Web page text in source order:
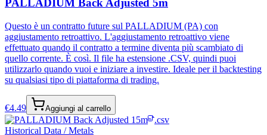
PALLADIUM Back Adjusted 5m
Questo è un contratto future sul PALLADIUM (PA) con
aggiustamento retroattivo. L'aggiustamento retroattivo viene
effettuato quando il contratto a termine diventa più scambiato di
quello corrente. È così. Il file ha estensione .CSV, quindi puoi
utilizzarlo quando vuoi e iniziare a investire. Ideale per il backtesting
su qualsiasi tipo di piattaforma di trading.
€4.49 Aggiungi al carrello
.csv
Historical Data / Metals